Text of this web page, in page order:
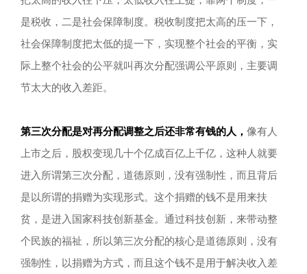
是税收，二是社会保障制度。税收制度把太高的压一下，
社会保障制度把太低的提一下，实现整个社会的平衡，实
际上整个社会的公平就叫再次分配强调公平原则，主要调
节太大的收入差距。
第三次分配是对再分配调整之后还非常有钱的人， 像有人
上市之后，股权变现几十个亿成百亿上千亿，这种人就要
进入所谓第三次分配，道德原则，没有强制性，而且背后
是以所谓的捐赠为实现形式。这个捐赠的钱不是用来扶
贫，是进入国家科技创新基金。通过科技创新，来带动整
个民族的福祉，所以第三次分配的核心是道德原则，没有
强制性，以捐赠为方式，而且这个钱不是用于解决收入差